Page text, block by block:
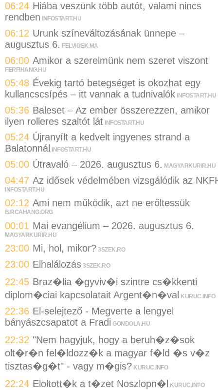
06:24 Hiába veszünk több autót, valami nincs
rendben
INFOSTART.HU
06:12 Urunk színeváltozásának ünnepe –
augusztus 6. FELVIDEK.MA
06:00 Amikor a szerelmünk nem szeret viszont
FERFIHANG.HU
05:48 Évekig tartó betegséget is okozhat egy
kullancscsípés – itt vannak a tudnivalók INFOSTART.HU
05:36 Baleset – Az ember összerezzen, amikor
ilyen rolleres szaltót lát INFOSTART.HU
05:24 Újranyílt a kedvelt ingyenes strand a
Balatonnál
INFOSTART.HU
05:00 Útravaló – 2026. augusztus 6. MAGYARKURIR.HU
04:47 Az idősek védelmében vizsgálódik az
INFOSTART.HU
02:12 Ami nem működik, azt ne erőltessük
BIRCAHANG.ORG
00:01 Mai evangélium – 2026. augusztus 6.
MAGYARKURIR.HU
23:00 Mi, hol, mikor? 3SZEK.RO
23:00 Elhalálozás 3SZEK.RO
22:45 Braz�lia �gyviv�i szintre cs�kkenti
diplom�ciai kapcsolatait Argent�n�val KURUC.INFO
22:36 El-selejtező - Megverte a lengyel
bányászcsapatot a Fradi GONDOLA.HU
22:32 "Nem hagyjuk, hogy a beruh�z�sok
olt�r�n fel�ldozz�k a magyar f�ld �s v�z
tisztas�g�t" - vagy m�gis? KURUC.INFO
22:24 Eloltott�k a t�zet Noszlopn�l KURUC.INFO